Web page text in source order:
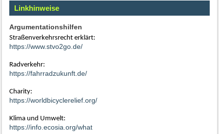
Linkhinweise
Argumentationshilfen
Straßenverkehrsrecht erklärt:
https://www.stvo2go.de/
Radverkehr:
https://fahrradzukunft.de/
Charity:
https://worldbicyclerelief.org/
Klima und Umwelt:
https://info.ecosia.org/what